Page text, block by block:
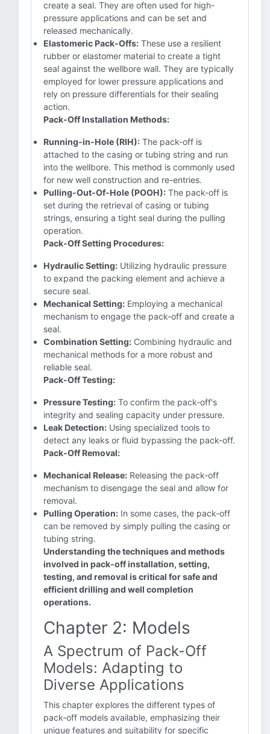
create a seal. They are often used for high-
pressure applications and can be set and
released mechanically.
Elastomeric Pack-Offs: These use a resilient
rubber or elastomer material to create a tight
seal against the wellbore wall. They are typically
employed for lower pressure applications and
rely on pressure differentials for their sealing
action.
Pack-Off Installation Methods:
Running-in-Hole (RIH): The pack-off is
attached to the casing or tubing string and run
into the wellbore. This method is commonly used
for new well construction and re-entries.
Pulling-Out-Of-Hole (POOH): The pack-off is
set during the retrieval of casing or tubing
strings, ensuring a tight seal during the pulling
operation.
Pack-Off Setting Procedures:
Hydraulic Setting: Utilizing hydraulic pressure
to expand the packing element and achieve a
secure seal.
Mechanical Setting: Employing a mechanical
mechanism to engage the pack-off and create a
seal.
Combination Setting: Combining hydraulic and
mechanical methods for a more robust and
reliable seal.
Pack-Off Testing:
Pressure Testing: To confirm the pack-off's
integrity and sealing capacity under pressure.
Leak Detection: Using specialized tools to
detect any leaks or fluid bypassing the pack-off.
Pack-Off Removal:
Mechanical Release: Releasing the pack-off
mechanism to disengage the seal and allow for
removal.
Pulling Operation: In some cases, the pack-off
can be removed by simply pulling the casing or
tubing string.
Understanding the techniques and methods
involved in pack-off installation, setting,
testing, and removal is critical for safe and
efficient drilling and well completion
operations.
Chapter 2: Models
A Spectrum of Pack-Off
Models: Adapting to
Diverse Applications
This chapter explores the different types of
pack-off models available, emphasizing their
unique features and suitability for specific